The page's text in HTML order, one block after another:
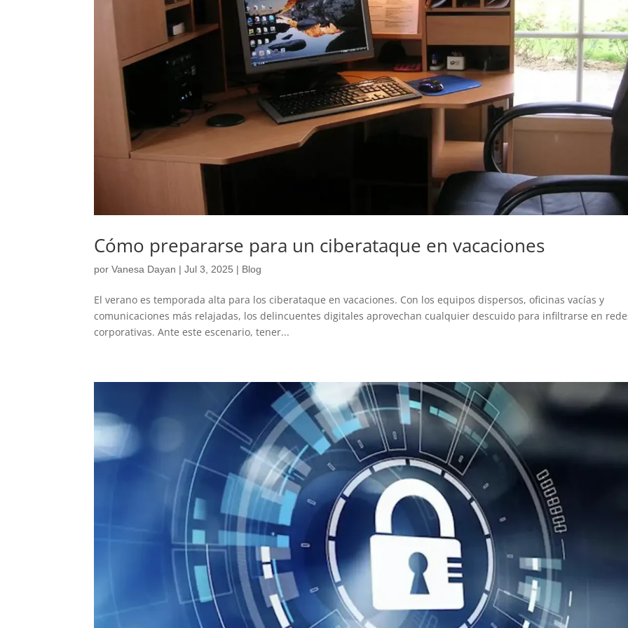
Cómo prepararse para un ciberataque en vacaciones
porVanesa Dayan |Jul 3, 2025 | Blog
El verano es temporada alta para los ciberataque en vacaciones. Con los equipos dispersos, oficinas vacías y
comunicaciones más relajadas, los delincuentes digitales aprovechan cualquier descuido para infiltrarse en
corporativas. Ante este escenario, tener...